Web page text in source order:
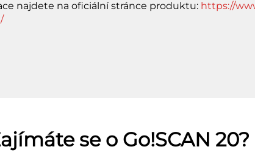
najdete na oficiální stránce produktu: https://
se o Go!SCAN 20?